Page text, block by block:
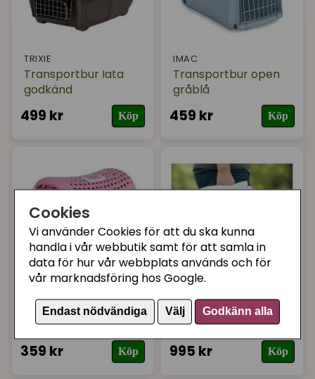
Cookies
Vi använder Cookies för att du ska kunna
handla i vår webbutik samt för att samla in
data för hur vår webbplats används och för
vår marknadsföring hos Google.
Endast nödvändiga Välj Godkänn alla
TRIXIE
Transportbur Iata
godkänd
499 kr Köp
IMAC
Transportbur open
gråblå
459 kr Köp
Transportbur rosa
359 kr Köp
Catit carrier PIXI Mio,
med dyna
995 kr Köp